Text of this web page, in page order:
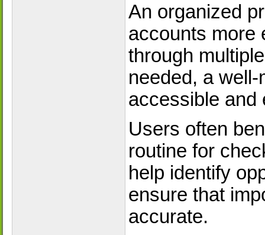
An organized
accounts more
through
needed, a
accessible and
Users often
routine for
help identify
ensure that
accurate.